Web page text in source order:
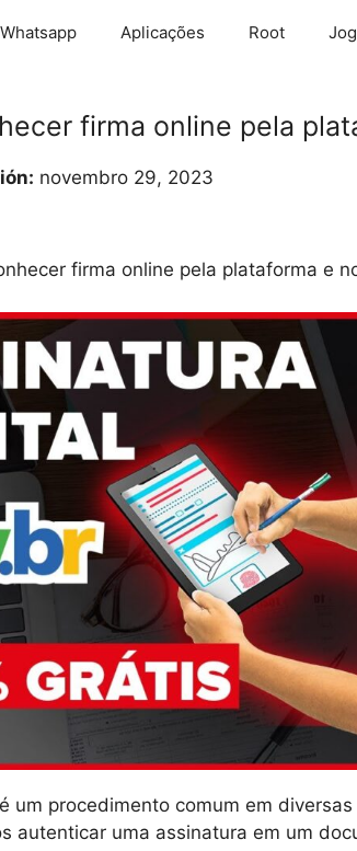
Whatsapp Aplicações Root
firma online pela
novembro 29, 2023
firma online pela plataforma e
um procedimento comum em
autenticar uma assinatura em um